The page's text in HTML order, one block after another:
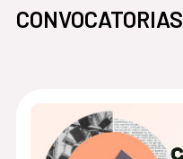
CONVOCATORIAS